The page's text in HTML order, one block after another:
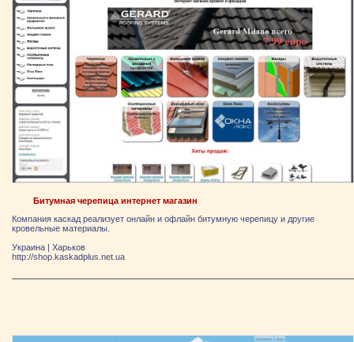
Битумная черепица интернет магазин
Компания каскад реализует онлайн и офлайн битумную черепицу и другие
кровельные материалы.
Украина | Харьков
http://shop.kaskadplus.net.ua